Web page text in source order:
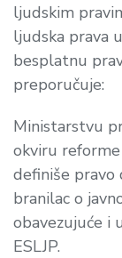
ljudskim
ljudska prava
besplatnu
preporučuje:
Ministarstvu
okviru reforme
definiše pravo
branilac o
obavezujuće i
ESLJP.